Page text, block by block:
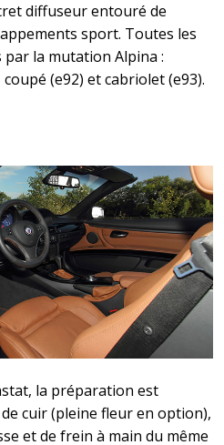
diffuseur entouré de
sport. Toutes les
la mutation Alpina :
(e92) et cabriolet (e93).
la préparation est
cuir (pleine fleur en option),
et de frein à main du même